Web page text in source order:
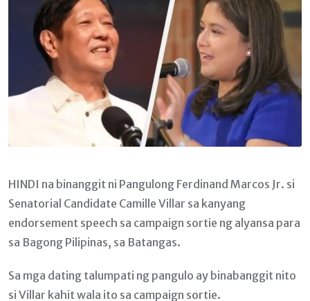
HINDI na binanggit ni Pangulong Ferdinand Marcos Jr. si
Senatorial Candidate Camille Villar sa kanyang
endorsement speech sa campaign sortie ng alyansa para
sa Bagong Pilipinas, sa Batangas.
Sa mga dating talumpati ng pangulo ay binabanggit nito
si Villar kahit wala ito sa campaign sortie.